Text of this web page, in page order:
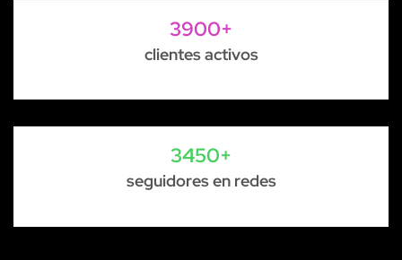
3900+
clientes activos
3450+
seguidores en redes